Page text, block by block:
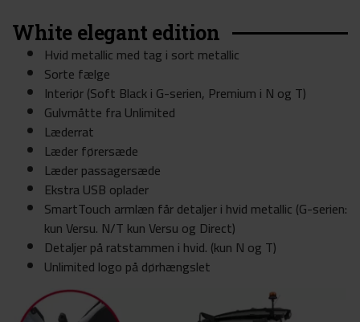
White elegant edition
Hvid metallic med tag i sort metallic
Sorte fælge ​
Interiør (Soft Black i G-serien, Premium i N og T)
Gulvmåtte fra Unlimited
Læderrat
Læder førersæde
Læder passagersæde
Ekstra USB oplader
SmartTouch armlæn får detaljer i hvid metallic (G-serien:
kun Versu. N/T kun Versu og Direct)
Detaljer på ratstammen i hvid. (kun N og T)
Unlimited logo på dørhængslet